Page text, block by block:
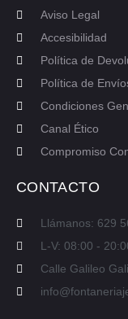
Aviso Legal
Accesibilidad
Política de
Política de
Condiciones
Canal Ético
Compromiso
CONTACTO
Llámanos: 629
L-V: 08:00 -
Calle Galileo